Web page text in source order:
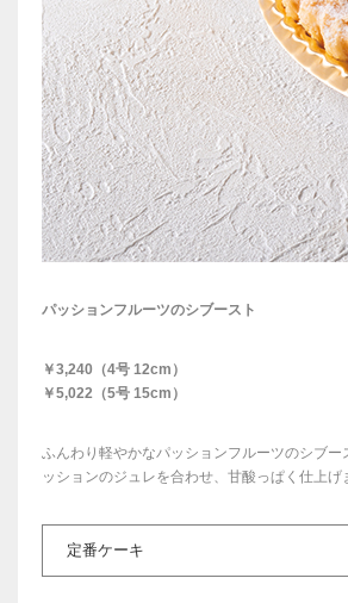
パッションフルーツのシブースト
￥3,240（4号 12cm）
￥5,022（5号 15cm）
ふんわり軽やかなパッションフルーツのシブー
ッションのジュレを合わせ、甘酸っぱく仕上げ
定番ケーキ